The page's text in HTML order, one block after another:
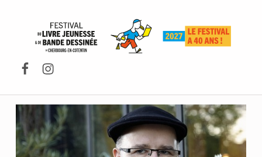
Facebook
Instagram